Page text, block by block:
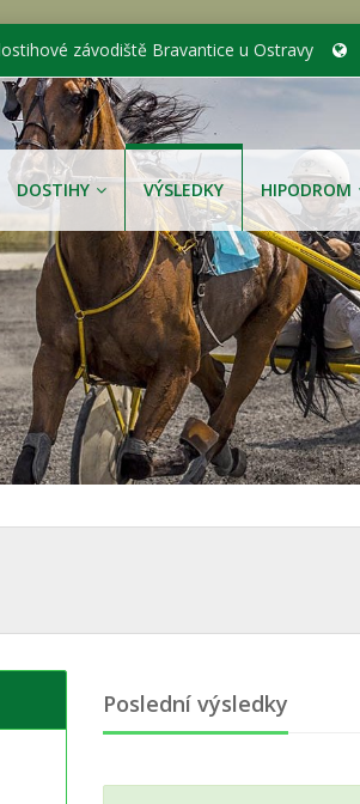
závodiště Bravantice u Ostravy
DOSTIHY VÝSLEDKY HIPODROM
Poslední výsledky